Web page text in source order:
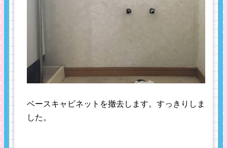
ベースキャビネットを撤去します。すっきりしま
した。